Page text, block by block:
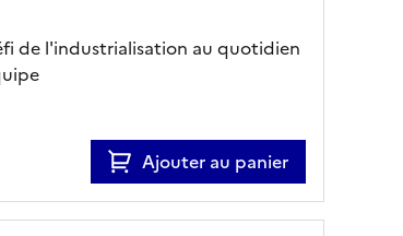
de l'industrialisation au quotidien
Ajouter au panier